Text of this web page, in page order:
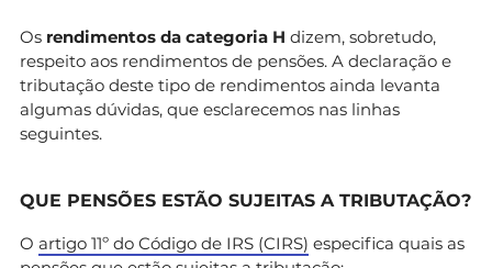
Os rendimentos da categoria H dizem, sobretudo,
respeito aos rendimentos de pensões. A declaração e
tributação deste tipo de rendimentos ainda levanta
algumas dúvidas, que esclarecemos nas linhas
seguintes.
QUE PENSÕES ESTÃO SUJEITAS A TRIBUTAÇÃO?
O artigo 11º do Código de IRS (CIRS) especifica quais as